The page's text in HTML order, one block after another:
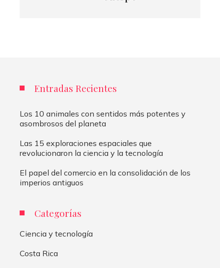
Entradas Recientes
Los 10 animales con sentidos más potentes y
asombrosos del planeta
Las 15 exploraciones espaciales que
revolucionaron la ciencia y la tecnología
El papel del comercio en la consolidación de los
imperios antiguos
Categorías
Ciencia y tecnología
Costa Rica